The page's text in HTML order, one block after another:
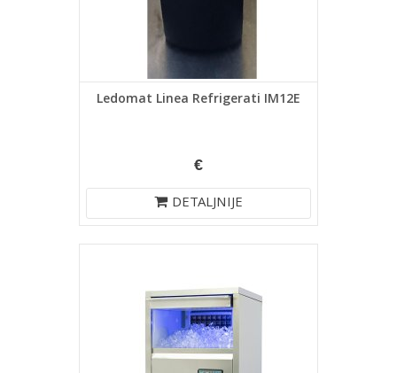
Ledomat Linea Refrigerati IM12E
€
DETALJNIJE